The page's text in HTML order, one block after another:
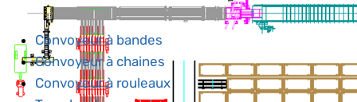
Convoyeur à bandes
Convoyeur à chaines
Convoyeur à rouleaux